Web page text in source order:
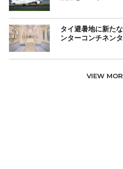
タイ避暑地に新た
ンターコンチネン
VIEW